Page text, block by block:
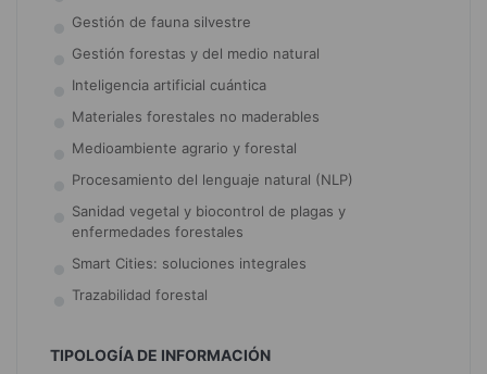
Gestión de fauna silvestre
Gestión forestas y del medio natural
Inteligencia artificial cuántica
Materiales forestales no maderables
Medioambiente agrario y forestal
Procesamiento del lenguaje natural (NLP)
Sanidad vegetal y biocontrol de plagas y
enfermedades forestales
Smart Cities: soluciones integrales
Trazabilidad forestal
TIPOLOGÍA DE INFORMACIÓN